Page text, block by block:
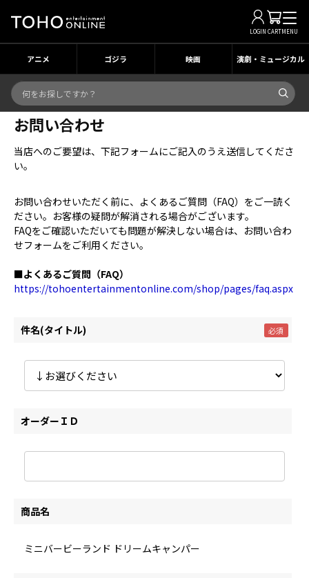
LOGIN CARTMENU
アニメ ゴジラ 映画 演劇・ミュージカル
お問い合わせ
当店へのご要望は、下記フォームにご記入のうえ送信してくださ
い。
お問い合わせいただく前に、よくあるご質問（FAQ）をご一読く
ださい。お客様の疑問が解消される場合がございます。
FAQをご確認いただいても問題が解決しない場合は、お問い合わ
せフォームをご利用ください。
■よくあるご質問（FAQ）
https://tohoentertainmentonline.com/shop/pages/faq.aspx
件名(タイトル)
オーダーＩＤ
商品名
ミニバービーランド ドリームキャンパー